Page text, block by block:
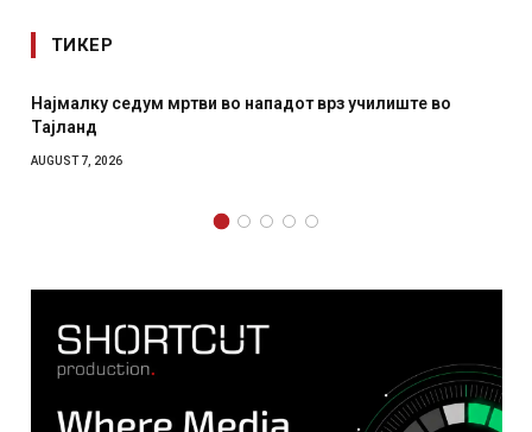
ТИКЕР
Најмалку седум мртви во нападот врз училиште во
Тајланд
AUGUST 7, 2026